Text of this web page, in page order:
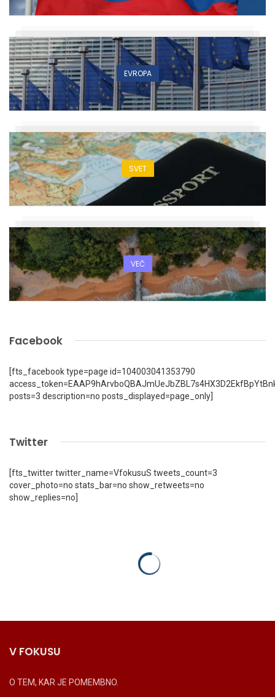
EVROPA
SVET
VEČ
Facebook
[fts_facebook type=page id=104003041353790
posts=3 description=no posts_displayed=page_only]
Twitter
[fts_twitter twitter_name=VfokusuS tweets_count=3
cover_photo=no stats_bar=no show_retweets=no
show_replies=no]
V FOKUSU
O TEM, KAR JE POMEMBNO.